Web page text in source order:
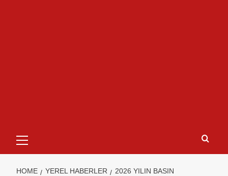
HOME YEREL HABERLER
2026 YILIN BASIN